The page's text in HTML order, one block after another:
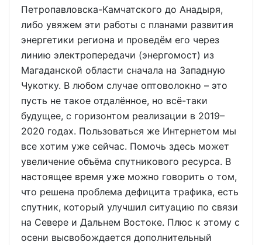
Петропавловска-Камчатского до Анадыря,
либо увяжем эти работы с планами развития
энергетики региона и проведём его через
линию электропередачи (энергомост) из
Магаданской области сначала на Западную
Чукотку. В любом случае оптоволокно – это
пусть не такое отдалённое, но всё-таки
будущее, с горизонтом реализации в 2019–
2020 годах. Пользоваться же Интернетом мы
все хотим уже сейчас. Помочь здесь может
увеличение объёма спутникового ресурса. В
настоящее время уже можно говорить о том,
что решена проблема дефицита трафика, есть
спутник, который улучшил ситуацию по связи
на Севере и Дальнем Востоке. Плюс к этому с
осени высвобождается дополнительный